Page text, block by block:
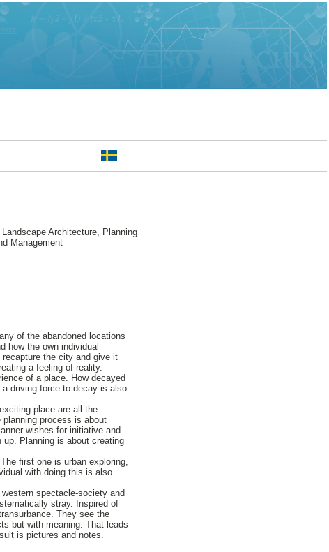
Architecture, Planning
Management
of the abandoned locations
how the own individual
the city and give it
a feeling of reality.
of a place. How decayed
driving force to decay is also
place are all the
process is about
wishes for initiative and
Planning is about creating
first one is urban exploring,
with doing this is also
spectacle-society and
stray. Inspired of
They see the
but with meaning. That leads
is pictures and notes.